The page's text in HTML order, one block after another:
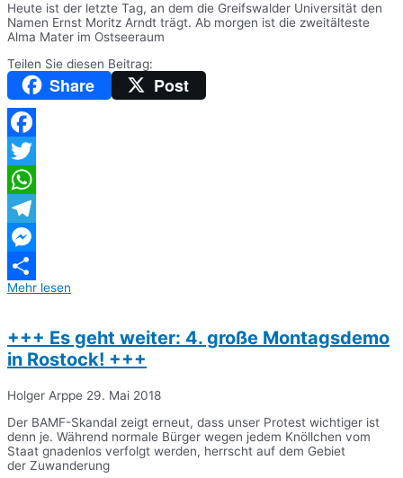
Heute ist der letzte Tag, an dem die Greifswalder Universität den
Namen Ernst Moritz Arndt trägt. Ab morgen ist die zweitälteste
Alma Mater im Ostseeraum
Teilen Sie diesen Beitrag:
Share Post
Facebook
Twitter
WhatsApp
Telegram
Messenger
Teilen
Mehr lesen
+++ Es geht weiter: 4. große Montagsdemo
in Rostock! +++
Holger Arppe 29. Mai 2018
Der BAMF-Skandal zeigt erneut, dass unser Protest wichtiger ist
denn je. Während normale Bürger wegen jedem Knöllchen vom
Staat gnadenlos verfolgt werden, herrscht auf dem Gebiet
der Zuwanderung